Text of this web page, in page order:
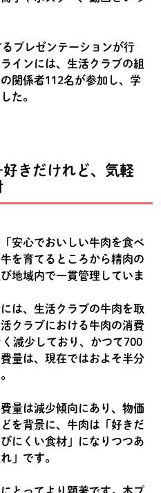
プレゼンテーションが行
インには、生活クラブの組
関係者112名が参加し、学
た。
きだけれど、気軽
安心でおいしい牛肉を食べ
を育てるところから精肉の
地域内で一貫管理していま
は、生活クラブの牛肉を取
クラブにおける牛肉の消費
減少しており、かつて700
量は、現在ではおよそ半分
量は減少傾向にあり、物価
を背景に、牛肉は「好きだ
にくい食材」になりつつあ
」です。
とってより顕著です。本プ